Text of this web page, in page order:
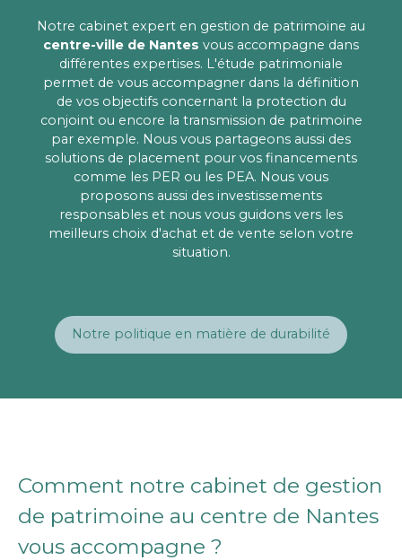
Notre cabinet expert en gestion de patrimoine au
centre-ville de Nantes vous accompagne dans
différentes expertises. L'étude patrimoniale
permet de vous accompagner dans la définition
de vos objectifs concernant la protection du
conjoint ou encore la transmission de patrimoine
par exemple. Nous vous partageons aussi des
solutions de placement pour vos financements
comme les PER ou les PEA. Nous vous
proposons aussi des investissements
responsables et nous vous guidons vers les
meilleurs choix d'achat et de vente selon votre
situation.
Notre politique en matière de durabilité
Comment notre cabinet de gestion
de patrimoine au centre de Nantes
vous accompagne ?